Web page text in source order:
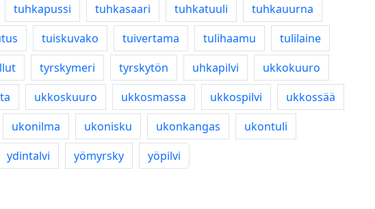
tuhkapussi tuhkasaari tuhkatuuli
tuhkauurna
tuiskuvako tuivertama tulihaamu
tulilaine
tyrskymeri tyrskytön uhkapilvi
ukkokuuro
ukkoskuuro ukkosmassa ukkospilvi
ukkossää
ukonilma ukonisku ukonkangas
ukontuli
ydintalvi yömyrsky yöpilvi